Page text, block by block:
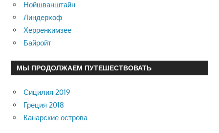
Нойшванштайн
Линдерхоф
Херренкимзее
Байройт
МЫ ПРОДОЛЖАЕМ ПУТЕШЕСТВОВАТЬ
Сицилия 2019
Греция 2018
Канарские острова